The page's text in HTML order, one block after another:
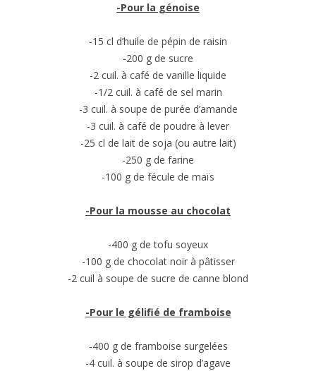
-Pour la génoise
-15 cl d’huile de pépin de raisin
-200 g de sucre
-2 cuil. à café de vanille liquide
-1/2 cuil. à café de sel marin
-3 cuil. à soupe de purée d’amande
-3 cuil. à café de poudre à lever
-25 cl de lait de soja (ou autre lait)
-250 g de farine
-100 g de fécule de maïs
-Pour la mousse au chocolat
-400 g de tofu soyeux
-100 g de chocolat noir à pâtisser
-2 cuil à soupe de sucre de canne blond
-Pour le gélifié de framboise
-400 g de framboise surgelées
-4 cuil. à soupe de sirop d’agave